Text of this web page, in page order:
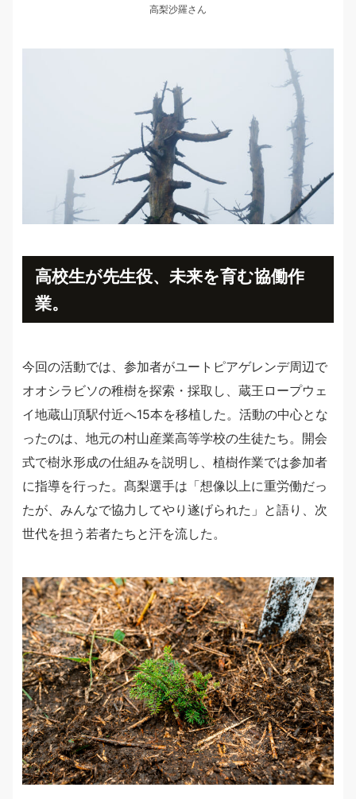
高梨沙羅さん
高校生が先生役、未来を育む協働作
業。
今回の活動では、参加者がユートピアゲレンデ周辺で
オオシラビソの稚樹を探索・採取し、蔵王ロープウェ
イ地蔵山頂駅付近へ15本を移植した。活動の中心とな
ったのは、地元の村山産業高等学校の生徒たち。開会
式で樹氷形成の仕組みを説明し、植樹作業では参加者
に指導を行った。髙梨選手は「想像以上に重労働だっ
たが、みんなで協力してやり遂げられた」と語り、次
世代を担う若者たちと汗を流した。